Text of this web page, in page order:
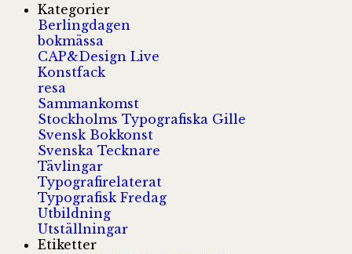
Kategorier
Berlingdagen
bokmässa
CAP&Design Live
Konstfack
resa
Sammankomst
Stockholms Typografiska Gille
Svensk Bokkonst
Svenska Tecknare
Tävlingar
Typografirelaterat
Typografisk Fredag
Utbildning
Utställningar
Etiketter